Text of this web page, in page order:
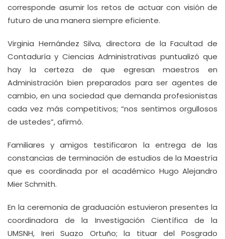
corresponde asumir los retos de actuar con visión de
futuro de una manera siempre eficiente.
Virginia Hernández Silva, directora de la Facultad de
Contaduría y Ciencias Administrativas puntualizó que
hay la certeza de que egresan maestros en
Administración bien preparados para ser agentes de
cambio, en una sociedad que demanda profesionistas
cada vez más competitivos; “nos sentimos orgullosos
de ustedes”, afirmó.
Familiares y amigos testificaron la entrega de las
constancias de terminación de estudios de la Maestría
que es coordinada por el académico Hugo Alejandro
Mier Schmith.
En la ceremonia de graduación estuvieron presentes la
coordinadora de la Investigación Científica de la
UMSNH, Ireri Suazo Ortuño; la tituar del Posgrado